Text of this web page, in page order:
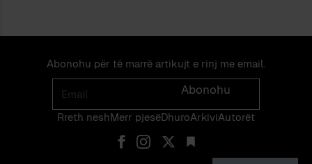
Abonohu për të marrë artikujt e rinj me email.
Email
Abonohu
Rreth neshMerr pjes​​ë​DhuroArkiviAutorët